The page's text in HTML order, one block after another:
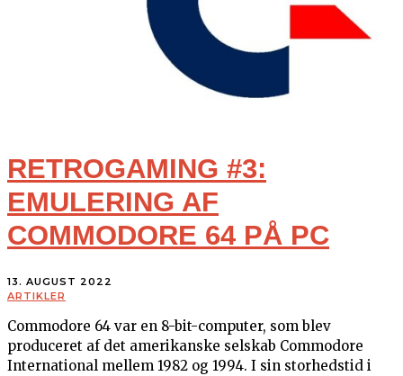
RETROGAMING #3:
EMULERING AF
COMMODORE 64 PÅ PC
13. AUGUST 2022
ARTIKLER
Commodore 64 var en 8-bit-computer, som blev
produceret af det amerikanske selskab Commodore
International mellem 1982 og 1994. I sin storhedstid i